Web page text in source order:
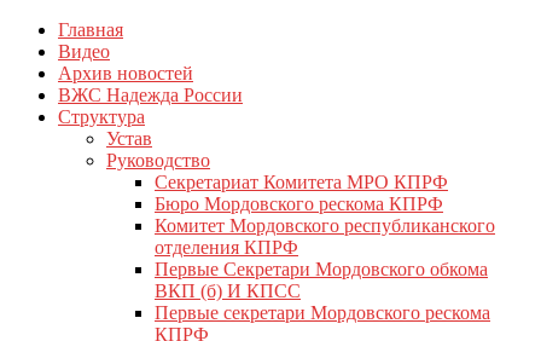
Перейти
содержимому
КПРФ Мордовия
Мордовское Региональное отделение КПРФ
Главная
Видео
Архив новостей
ВЖС Надежда России
Структура
Устав
Руководство
Секретариат Комитета МРО КПРФ
Бюро Мордовского рескома КПРФ
Комитет Мордовского республиканского
отделения КПРФ
Первые Секретари Мордовского обкома
ВКП (б) И КПСС
Первые секретари Мордовского рескома
КПРФ